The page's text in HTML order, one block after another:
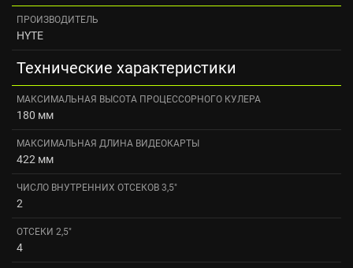
ПРОИЗВОДИТЕЛЬ
HYTE
Технические характеристики
МАКСИМАЛЬНАЯ ВЫСОТА ПРОЦЕССОРНОГО КУЛЕРА
180 мм
МАКСИМАЛЬНАЯ ДЛИНА ВИДЕОКАРТЫ
422 мм
ЧИСЛО ВНУТРЕННИХ ОТСЕКОВ 3,5"
2
ОТСЕКИ 2,5"
4